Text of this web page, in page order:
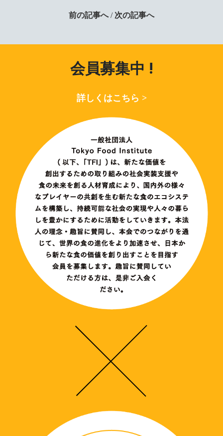
前の記事へ/ 次の記事へ
会員募集中 !
詳しくはこちら >